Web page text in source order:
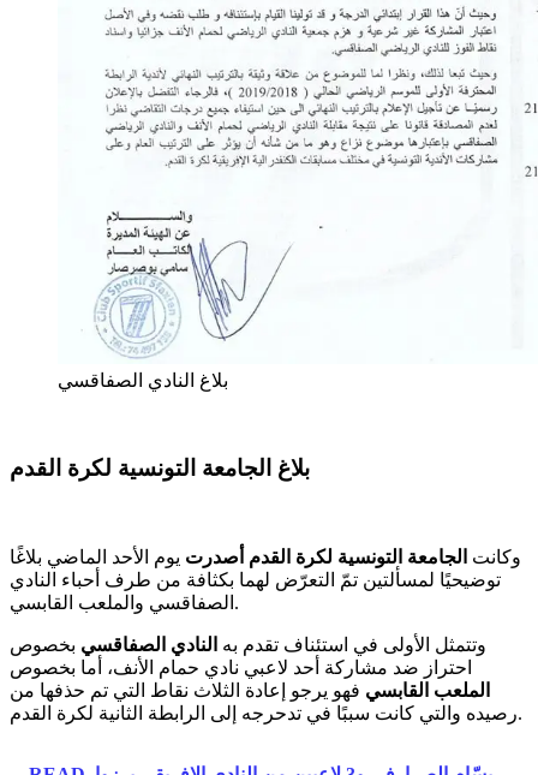
بلاغ النادي الصفاقسي
بلاغ الجامعة التونسية لكرة القدم
وكانت الجامعة التونسية لكرة القدم أصدرت يوم الأحد الماضي بلاغًا
توضيحيًا لمسألتين تمّ التعرّض لهما بكثافة من طرف أحباء النادي
الصفاقسي والملعب القابسي.
وتتمثل الأولى في استئناف تقدم به النادي الصفاقسي بخصوص
احتراز ضد مشاركة أحد لاعبي نادي حمام الأنف، أما بخصوص
الملعب القابسي فهو يرجو إعادة الثلاث نقاط التي تم حذفها من
رصيده والتي كانت سببًا في تدحرجه إلى الرابطة الثانية لكرة القدم.